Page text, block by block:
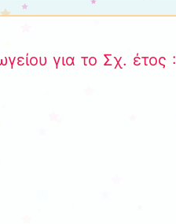
για το Σχ. έτος :